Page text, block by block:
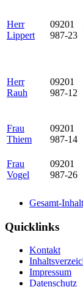
Herr
Lippert
09201
987-23
Herr
Rauh
09201
987-12
Frau
Thiem
09201
987-14
Frau
Vogel
09201
987-26
Gesamt-
Quicklinks
Kontakt
Impressum
Datenschutz